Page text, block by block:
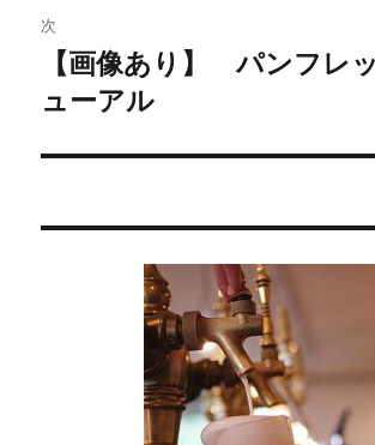
ゲ
ー
シ
ン
稿:
次
の
稿:
【画像あり】 パンフレ
ューアル